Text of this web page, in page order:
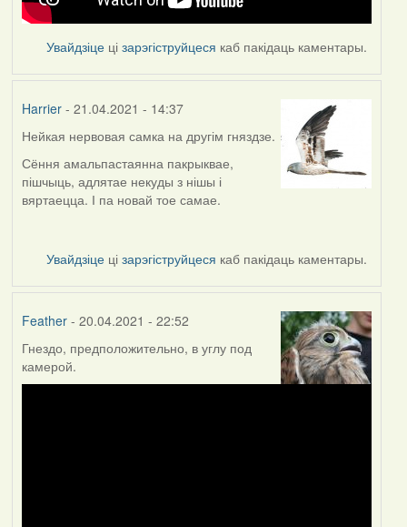
Увайдзіце цізарэгіструйцеся каб пакідаць каментары.
Harrier- 21.04.2021 - 14:37
Нейкая нервовая самка на другім гняздзе.
Сёння амальпастаянна пакрыквае,
пішчыць, адлятае некуды з нішы і
вяртаецца. І па новай тое самае.
Увайдзіце цізарэгіструйцеся каб пакідаць каментары.
Feather- 20.04.2021 - 22:52
Гнездо, предположительно, в углу под
камерой.